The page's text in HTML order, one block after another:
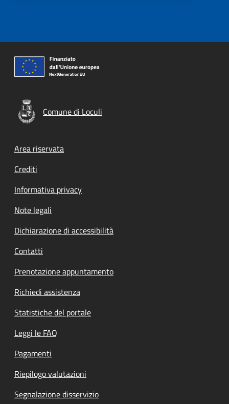
Comune di Loculi
Footer menu
Area riservata
Crediti
Informativa privacy
Note legali
Dichiarazione di accessibilità
Contatti
Prenotazione appuntamento
Richiedi assistenza
Statistiche del portale
Leggi le FAQ
Pagamenti
Riepilogo valutazioni
Segnalazione disservizio